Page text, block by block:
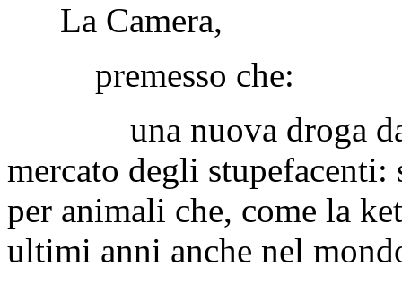
La Camera,
premesso che:
una nuova droga da
mercato degli
per animali che, come la
ultimi anni anche nel